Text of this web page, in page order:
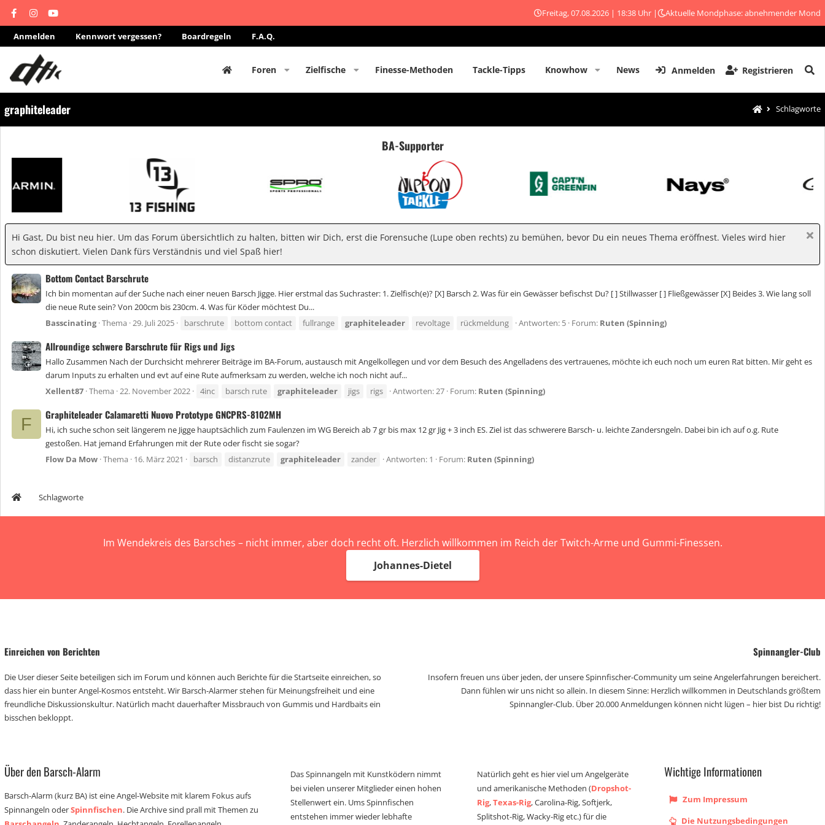
Freitag, 07.08.2026 | 18:38 Uhr | Aktuelle Mondphase: abnehmender Mond
Anmelden Kennwort vergessen? Boardregeln F.A.Q.
Foren Zielfische Finesse-Methoden Tackle-Tipps Knowhow News Anmelden Registrieren
graphiteleader Schlagworte
BA-Supporter
Hi Gast, Du bist neu hier. Um das Forum übersichtlich zu halten, bitten wir Dich, erst die Forensuche (Lupe oben rechts) zu bemühen, bevor Du ein neues Thema eröffnest. Vieles wird hier
schon diskutiert. Vielen Dank fürs Verständnis und viel Spaß hier!
Bottom Contact Barschrute
Ich bin momentan auf der Suche nach einer neuen Barsch Jigge. Hier erstmal das Suchraster: 1. Zielfisch(e)? [X] Barsch 2. Was für ein Gewässer befischst Du? [ ] Stillwasser [ ] Fließgewässer [X] Beides 3. Wie lang soll
die neue Rute sein? Von 200cm bis 230cm. 4. Was für Köder möchtest Du...
Basscinating Thema 29. Juli 2025 barschrute bottom contact fullrange graphiteleader revoltage rückmeldung Antworten: 5 Forum: Ruten (Spinning)
Allroundige schwere Barschrute für Rigs und Jigs
Hallo Zusammen Nach der Durchsicht mehrerer Beiträge im BA-Forum, austausch mit Angelkollegen und vor dem Besuch des Angelladens des vertrauenes, möchte ich euch noch um euren Rat bitten. Mir geht es
darum Inputs zu erhalten und evt auf eine Rute aufmerksam zu werden, welche ich noch nicht auf...
Xellent87 Thema 22. November 2022 4inc barsch rute graphiteleader jigs rigs Antworten: 27 Forum: Ruten (Spinning)
F
Graphiteleader Calamaretti Nuovo Prototype GNCPRS-8102MH
Hi, ich suche schon seit längerem ne Jigge hauptsächlich zum Faulenzen im WG Bereich ab 7 gr bis max 12 gr Jig + 3 inch ES. Ziel ist das schwerere Barsch- u. leichte Zandersngeln. Dabei bin ich auf o.g. Rute
gestoßen. Hat jemand Erfahrungen mit der Rute oder fischt sie sogar?
Flow Da Mow Thema 16. März 2021 barsch distanzrute graphiteleader zander Antworten: 1 Forum: Ruten (Spinning)
Schlagworte
Im Wendekreis des Barsches – nicht immer, aber doch recht oft. Herzlich willkommen im Reich der Twitch-Arme und Gummi-Finessen.
Johannes-Dietel
Einreichen von Berichten
Die User dieser Seite beteiligen sich im Forum und können auch Berichte für die Startseite einreichen, so
dass hier ein bunter Angel-Kosmos entsteht. Wir Barsch-Alarmer stehen für Meinungsfreiheit und eine
freundliche Diskussionskultur. Natürlich macht dauerhafter Missbrauch von Gummis und Hardbaits ein
bisschen bekloppt.
Spinnangler-Club
Insofern freuen uns über jeden, der unsere Spinnfischer-Community um seine Angelerfahrungen bereichert.
Dann fühlen wir uns nicht so allein. In diesem Sinne: Herzlich willkommen in Deutschlands größtem
Spinnangler-Club. Über 20.000 Anmeldungen können nicht lügen – hier bist Du richtig!
Über den Barsch-Alarm
Barsch-Alarm (kurz BA) ist eine Angel-Website mit klarem Fokus aufs
Spinnangeln oderSpinnfischen. Die Archive sind prall mit Themen zu
Das Spinnangeln mit Kunstködern nimmt
bei vielen unserer Mitglieder einen hohen
Stellenwert ein. Ums Spinnfischen
entstehen immer wieder lebhafte
Natürlich geht es hier viel um Angelgeräte
und amerikanische Methoden (Dropshot-
Rig,Texas-Rig, Carolina-Rig, Softjerk,
Splitshot-Rig, Wacky-Rig etc.) für die
Wichtige Informationen
Zum Impressum
Die Nutzungsbedingungen